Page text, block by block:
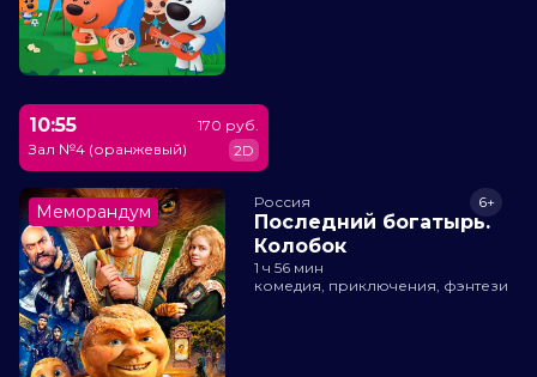
10:55
Зал №4 (оранжевый)
170 руб.
2D
Меморандум Россия
Последний богатырь.
Колобок
6+
1 ч 56 мин
комедия, приключения, фэнтези